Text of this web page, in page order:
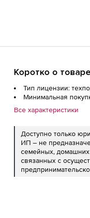
Коротко о товаре
Тип лицензии:
Минимальная
Все характеристики
Доступно только
ИП – не
семейных,
связанных с